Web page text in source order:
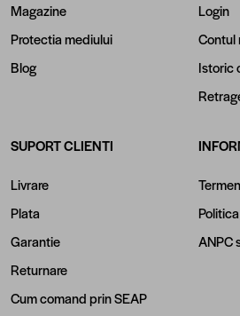
Magazine
Protectia mediului
Blog
Login
Contul
Istoric
SUPORT CLIENTI
Livrare
Plata
Garantie
Returnare
Cum comand prin SEAP
ANPC